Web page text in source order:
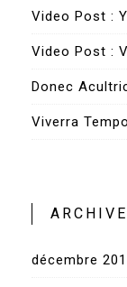
Video Post :
Video Post :
Donec
Viverra
décembre